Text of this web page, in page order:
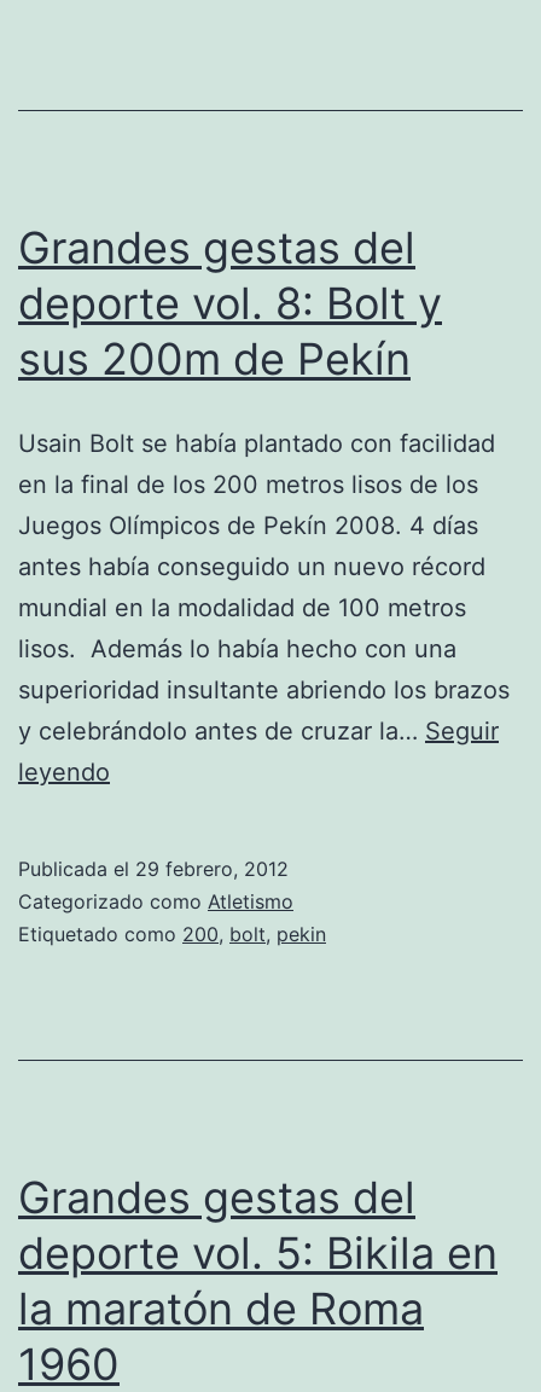
Grandes gestas del
deporte vol. 8: Bolt y
sus 200m de Pekín
Usain Bolt se había plantado con facilidad
en la final de los 200 metros lisos de los
Juegos Olímpicos de Pekín 2008. 4 días
antes había conseguido un nuevo récord
mundial en la modalidad de 100 metros
lisos. Además lo había hecho con una
superioridad insultante abriendo los brazos
y celebrándolo antes de cruzar la… Seguir
leyendo
deporte
vol.
y
de
Pekín
Publicada el 29 febrero, 2012
Categorizado como Atletismo
Etiquetado como 200, bolt, pekin
Grandes gestas del
deporte vol. 5: Bikila en
la maratón de Roma
1960